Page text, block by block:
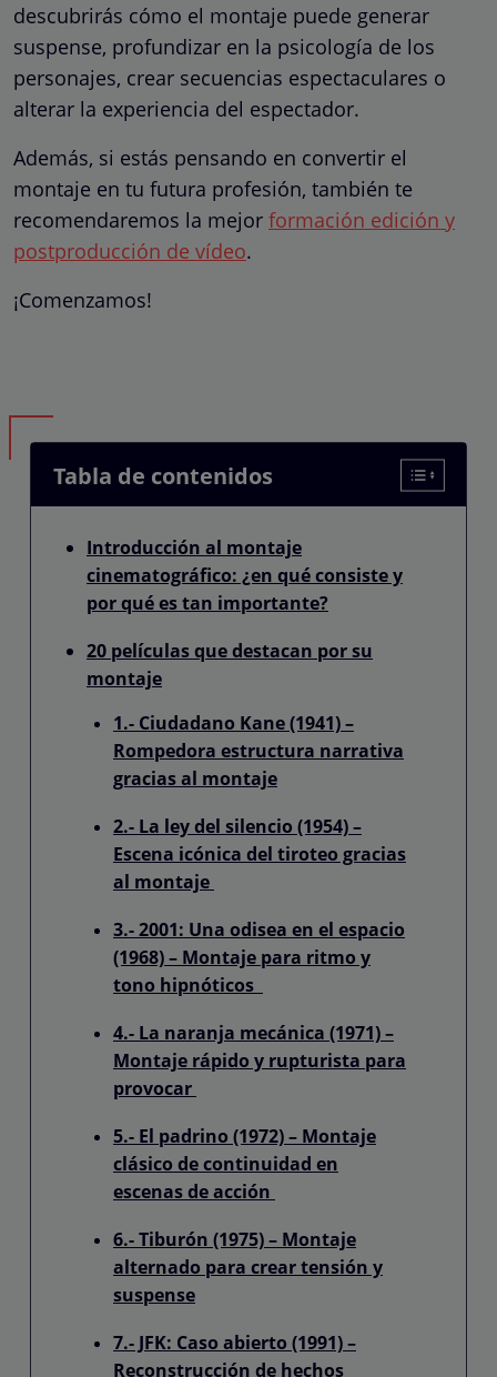
descubrirás cómo el montaje puede generar
suspense, profundizar en la psicología de los
personajes, crear secuencias espectaculares o
alterar la experiencia del espectador.
Además, si estás pensando en convertir el
montaje en tu futura profesión, también te
recomendaremos la mejor formación edición y
postproducción de vídeo.
¡Comenzamos!
Tabla de contenidos
Introducción al montaje
cinematográfico: ¿en qué consiste y
por qué es tan importante?
20 películas que destacan por su
montaje
1.- Ciudadano Kane (1941) –
Rompedora estructura narrativa
gracias al montaje
2.- La ley del silencio (1954) –
Escena icónica del tiroteo gracias
al montaje
3.- 2001: Una odisea en el espacio
(1968) – Montaje para ritmo y
tono hipnóticos
4.- La naranja mecánica (1971) –
Montaje rápido y rupturista para
provocar
5.- El padrino (1972) – Montaje
clásico de continuidad en
escenas de acción
6.- Tiburón (1975) – Montaje
alternado para crear tensión y
suspense
7.- JFK: Caso abierto (1991) –
Reconstrucción de hechos